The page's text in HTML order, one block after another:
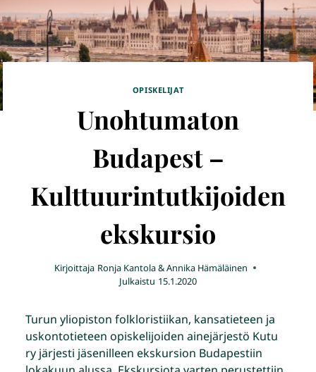
OPISKELIJAT
Unohtumaton
Budapest –
Kulttuurintutkijoiden
ekskursio
Kirjoittaja Ronja Kantola & Annika Hämäläinen
Julkaistu 15.1.2020
Turun yliopiston folkloristiikan, kansatieteen ja
uskontotieteen opiskelijoiden ainejärjestö Kutu
ry järjesti jäsenilleen ekskursion Budapestiin